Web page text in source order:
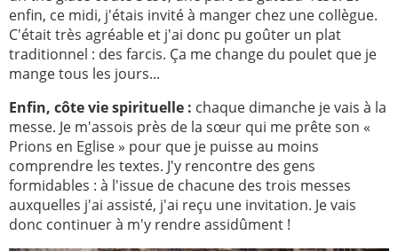
enfin, ce midi, j'étais invité à manger chez une collègue.
C'était très agréable et j'ai donc pu goûter un plat
traditionnel : des farcis. Ça me change du poulet que je
mange tous les jours...
Enfin, côte vie spirituelle : chaque dimanche je vais à la
messe. Je m'assois près de la sœur qui me prête son «
Prions en Eglise » pour que je puisse au moins
comprendre les textes. J'y rencontre des gens
formidables : à l'issue de chacune des trois messes
auxquelles j'ai assisté, j'ai reçu une invitation. Je vais
donc continuer à m'y rendre assidûment !